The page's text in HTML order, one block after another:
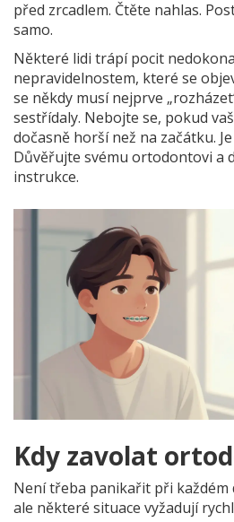
před zrcadlem. Čtěte nahlas.
samo.
Některé lidi trápí pocit
nepravidelnostem, které se
se někdy musí nejprve
sestřídaly. Nebojte se, pokud
dočasně horší než na začátku.
Důvěřujte svému ortodontovi a
instrukce.
Kdy zavolat
Není třeba panikařit při
ale některé situace vyžadují